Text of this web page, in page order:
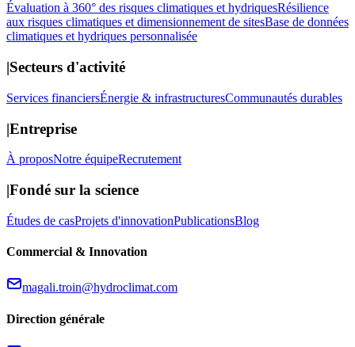
Évaluation à 360° des risques climatiques et hydriquesRésilience
aux risques climatiques et dimensionnement de sitesBase de données
climatiques et hydriques personnalisée
|Secteurs d'activité
Services financiersÉnergie & infrastructuresCommunautés durables
|Entreprise
À proposNotre équipeRecrutement
|Fondé sur la science
Études de casProjets d'innovationPublicationsBlog
Commercial & Innovation
magali.troin@hydroclimat.com
Direction générale